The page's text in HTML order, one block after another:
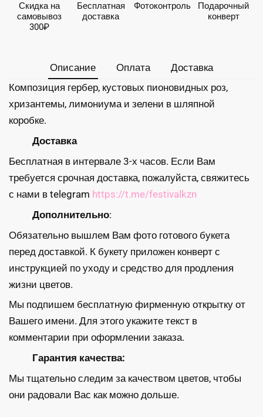
Скидка на
самовывоз
300₽
Бесплатная
доставка
Фото­контроль
Подарочный
конверт
Описание Оплата
Доставка
Композиция гербер, кустовых пионовидных роз,
хризантемы, лимониума и зелени в шляпной
коробке.
Доставка
Бесплатная в интервале 3-х часов. Если Вам
требуется срочная доставка, пожалуйста, свяжитесь
с нами в telegram https://t.me/festivalkzn
Дополнительно:
Обязательно вышлем Вам фото готового букета
перед доставкой. К букету приложен конверт с
инструкцией по уходу и средство для продления
жизни цветов.
Мы подпишем бесплатную фирменную открытку от
Вашего имени. Для этого укажите текст в
комментарии при оформлении заказа.
Гарантия качества:
Мы тщательно следим за качеством цветов, чтобы
они радовали Вас как можно дольше.